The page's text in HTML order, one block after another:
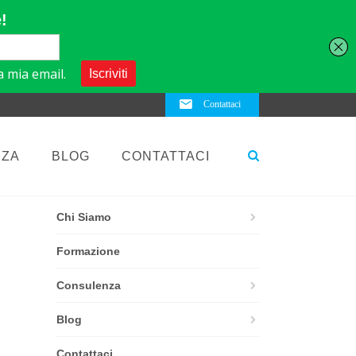
Contattaci
BLOG CONTATTACI
Chi Siamo
Formazione
Consulenza
Blog